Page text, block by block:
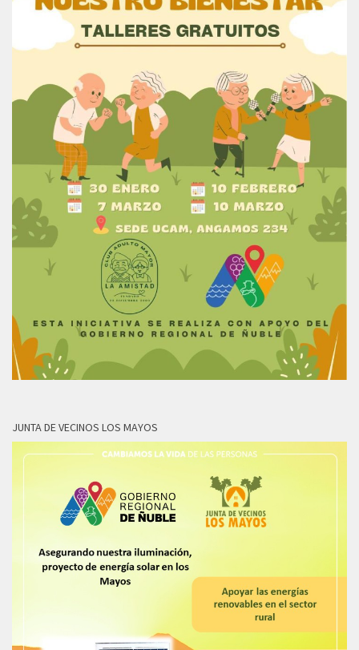
JUNTA DE VECINOS LOS MAYOS